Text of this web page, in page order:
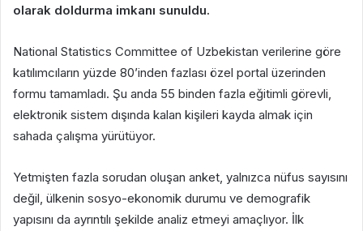
olarak doldurma imkanı sunuldu.
National Statistics Committee of Uzbekistan verilerine göre
katılımcıların yüzde 80’inden fazlası özel portal üzerinden
formu tamamladı. Şu anda 55 binden fazla eğitimli görevli,
elektronik sistem dışında kalan kişileri kayda almak için
sahada çalışma yürütüyor.
Yetmişten fazla sorudan oluşan anket, yalnızca nüfus sayısını
değil, ülkenin sosyo-ekonomik durumu ve demografik
yapısını da ayrıntılı şekilde analiz etmeyi amaçlıyor. İlk